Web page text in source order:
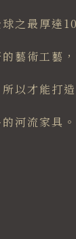
之最厚達
藝術工藝
以才能打
河流家具。